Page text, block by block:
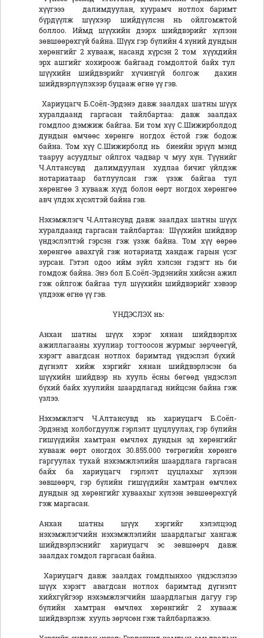
хүүгэээ далимдуулан, хуурамч нотлох баримт
бүрдүүлж шүүхээр шийдүүлсэн нь ойлгомжтой
боллоо. Иймд шүүхийн дээрх шийдвэрийг хүлээн
зөвшөөрөхгүй байна. Шүүх гэр бүлийн 4 хүний дундын
хөрөнгийг 2 хувааж, насанд хүрсэн 2 том хүүхдийн
эрх ашгийг хохироож байгаад гомдолтой байх тул
шүүхийн шийдвэрийг хүчингүй болгож дахин
шийдвэрлүүлэхээр буцааж өгнө үү гэв.
Хариуцагч Б.Соёл-Эрдэнэ давж заалдах шатны шүүх
хуралдаанд гаргасан тайлбартаа: давж заалдах
гомдлоо дэмжиж байгаа. Би том хүү С.Шижирболдод
дундын өмчөөс хөрөнгө ногдох ёстой гэж бодож
байна. Том хүү С.Шижирболд нь биеийн эрүүл мэнд
тааруу асуудлыг ойлгох чадвар ч муу хүн. Түүнийг
Ч.Алтансувд далимдуулан худлаа бичиг үйлдэж
нотариатаар батлуулсан гэж үзэж байгаа тул
хөрөнгөө 3 хувааж хүүд болон өөрт ногдох хөрөнгөө
авч үлдэх хүсэлтэй байна гэв.
Нэхэмжлэгч Ч.Алтансувд давж заалдах шатны шүүх
хуралдаанд гаргасан тайлбартаа: Шүүхийн шийдвэр
үндэслэлтэй гэрсэн гэж үзэж байна. Том хүү өөрөө
хөрөнгөө авахгүй гэж нотариатд хандаж гарын үсэг
зурсан. Гэтэл одоо ийм зүйл хэлсэн гэдэгт нь би
гомдож байна. Энэ бол Б.Соёл-Эрдэнийн хийсэн ажил
гэж ойлгож байгаа тул шүүхийн шийдвэрийг хэвээр
үлдээж өгнө үү гэв.
ҮНДЭСЛЭХ нь:
Анхан шатны шүүх хэрэг хянан шийдвэрлэх
ажиллагааны хуулиар тогтоосон журмыг зөрчөөгүй,
хэрэгт авагдсан нотлох баримтад үндэслэл бүхий
дүгнэлт хийж хэргийг хянан шийдвэрлэсэн ба
шүүхийн шийдвэр нь хууль ёсны бөгөөд үндэслэл
бүхий байх хуулийн шаардлагад нийцсэн байна гэж
үзлээ.
Нэхэмжлэгч Ч.Алтансувд нь хариуцагч Б.Соёл-
Эрдэнэд холбогдуулж гэрлэлт цуцлуулах, гэр бүлийн
гишүүдийн хамтран өмчлөх дундын эд хөрөнгийг
хувааж өөрт оногдох 30.855.000 төгрөгийн хөрөнгө
гаргуулах тухай нэхэмжлэлийн шаардлага гаргасан
байх ба хариуцагч гэрлэлт цуцлахыг хүлээн
зөвшөөрч, гэр бүлийн гишүүдийн хамтран өмчлөх
дундын эд хөрөнгийг хуваахыг хүлээн зөвшөөрөхгүй
гэж маргасан.
Анхан шатны шүүх хэргийг хэлэлцээд
нэхэмжлэгчийн нэхэмжлэлийн шаардлагыг хангаж
шийдвэрлэснийг хариуцагч эс зөвшөөрч давж
заалдах гомдол гаргасан байна.
Хариуцагч давж заалдах гомдлынхоо үндэслэлээ
шүүх хэрэгт авагдсан нотлох баримтад дүгнэлт
хийхгүйгээр нэхэмжлэгчийн шаардлагын дагуу гэр
бүлийн хамтран өмчлөх хөрөнгийг 2 хувааж
шийдвэрлэж хууль зөрчсөн гэж тайлбарлажээ.